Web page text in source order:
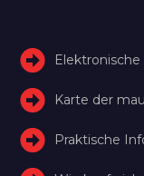
Karte der
Praktische